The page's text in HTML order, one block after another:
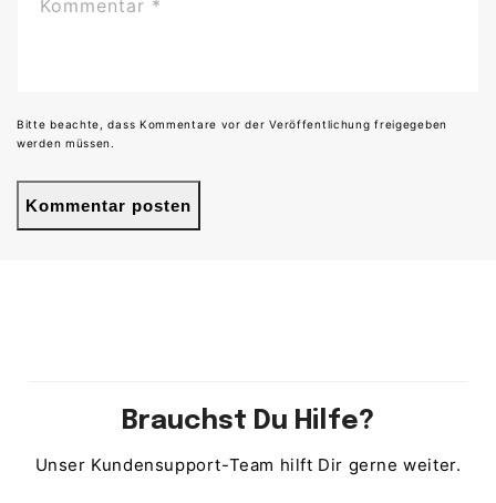
Kommentar *
Bitte beachte, dass Kommentare vor der Veröffentlichung freigegeben
werden müssen.
Brauchst Du Hilfe?
Unser Kundensupport-Team hilft Dir gerne weiter.